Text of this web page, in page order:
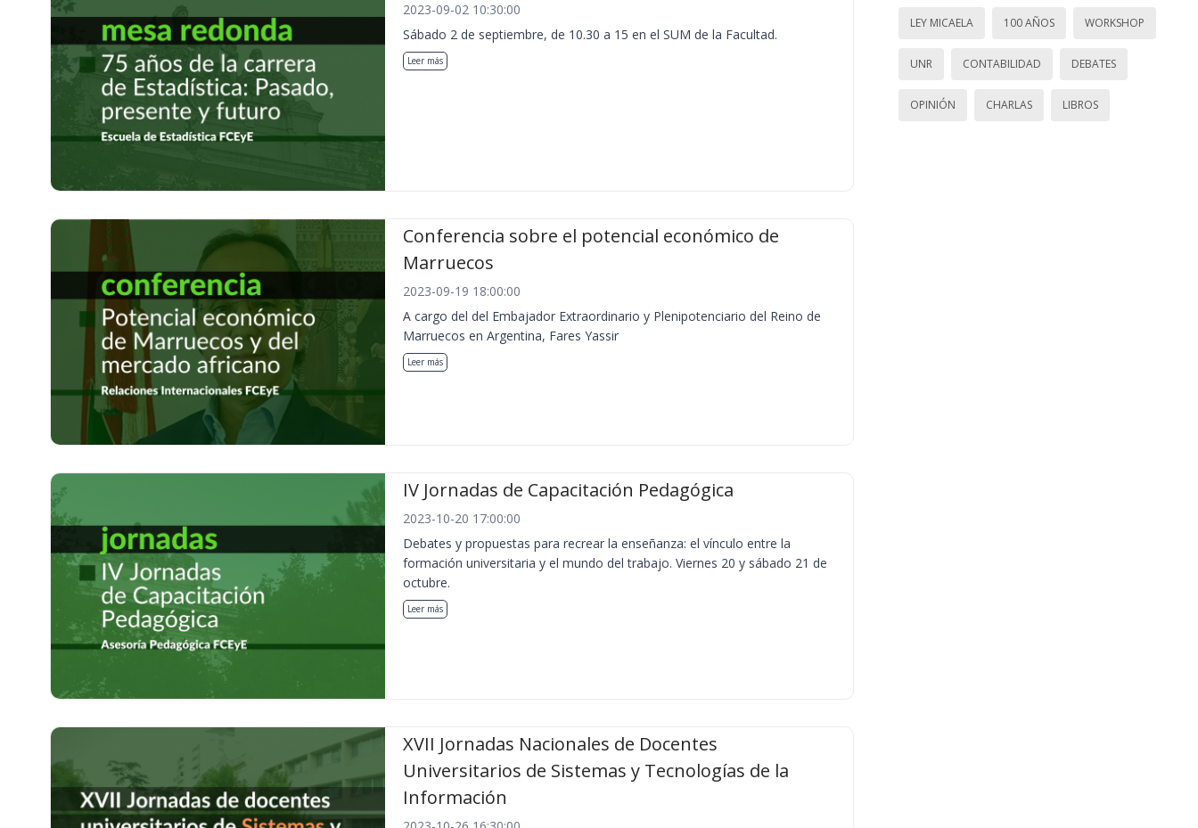
2023-09-02 10:30:00
Sábado 2 de septiembre, de 10.30 a 15 en el SUM de la Facultad.
Leer más
Conferencia sobre el potencial económico de
Marruecos
2023-09-19 18:00:00
A cargo del del Embajador Extraordinario y Plenipotenciario del Reino de
Marruecos en Argentina, Fares Yassir
Leer más
IV Jornadas de Capacitación Pedagógica
2023-10-20 17:00:00
Debates y propuestas para recrear la enseñanza: el vínculo entre la
formación universitaria y el mundo del trabajo. Viernes 20 y sábado 21 de
octubre.
Leer más
XVII Jornadas Nacionales de Docentes
Universitarios de Sistemas y Tecnologías de la
Información
LEY MICAELA 100 AÑOS WORKSHOP
UNR CONTABILIDAD DEBATES
OPINIÓN CHARLAS LIBROS